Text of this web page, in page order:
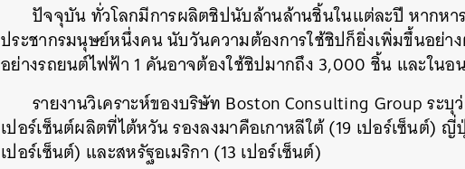
ปัจจุบัน ทั่วโลกมีการผลิตชิปนับล้านล้านชิ้นในแต่ละปี หากหา
ประชากรมนุษย์หนึ่งคน นับวันความต้องการใช้ชิปก็ยิ่งเพิ่มขึ้นอย่า
อย่างรถยนต์ไฟฟ้า 1 คันอาจต้องใช้ชิปมากถึง 3,000 ชิ้น และในอ
รายงานวิเคราะห์ของบริษัท Boston Consulting Group ระ
เปอร์เซ็นต์ผลิตที่ไต้หวัน รองลงมาคือเกาหลีใต้ (19 เปอร์เซ็นต์) ญี่
เปอร์เซ็นต์) และสหรัฐอเมริกา (13 เปอร์เซ็นต์)